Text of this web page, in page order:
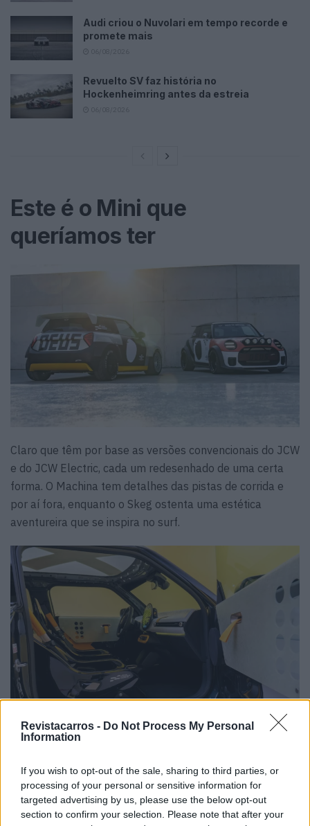
Revistacarros - Do Not Process My Personal
Information
If you wish to opt-out of the sale, sharing to third parties, or
processing of your personal or sensitive information for
targeted advertising by us, please use the below opt-out
section to confirm your selection. Please note that after your
Audi criou o Nuvolari em tempo recorde e
promete mais
Revuelto SV faz história no
Hockenheimring antes da estreia
Este é o Mini que
queríamos ter
Claro que têm por base as versões convencionais do JCW
e do JCW Electric, cada um redesenhado de uma certa
forma. O Machina tem detalhes das pistas de corrida e
por aí fora, enquanto o Skeg ostenta uma estética
aventureira que se inspira no surf.
série e pouco mais. O gasolina conta com motor turbo de
2,0 litros de quatro cilindros com 231 CV e 380Nm
binário. OSkeg, elétrico, traz 258 CV e 350Nm. O chassis